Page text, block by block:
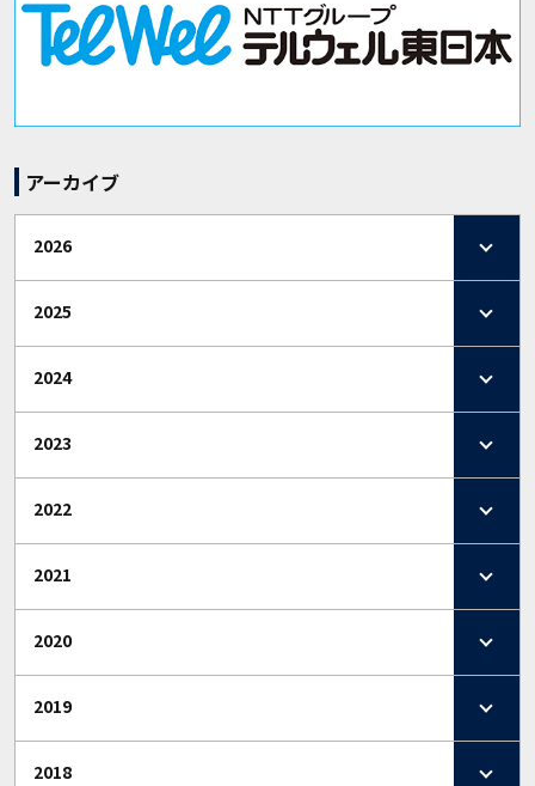
アーカイブ
2026
2025
2024
2023
2022
2021
2020
2019
2018